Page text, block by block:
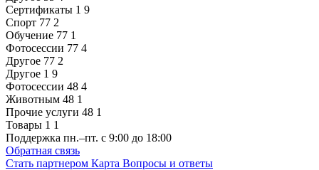
Сертификаты 1 9
Спорт 77 2
Обучение 77 1
Фотосессии 77 4
Другое 77 2
Другое 1 9
Фотосессии 48 4
Животным 48 1
Прочие услуги 48 1
Товары 1 1
Поддержка пн.–пт. с 9:00 до 18:00
Обратная связь
Стать партнером Карта Вопросы и ответы